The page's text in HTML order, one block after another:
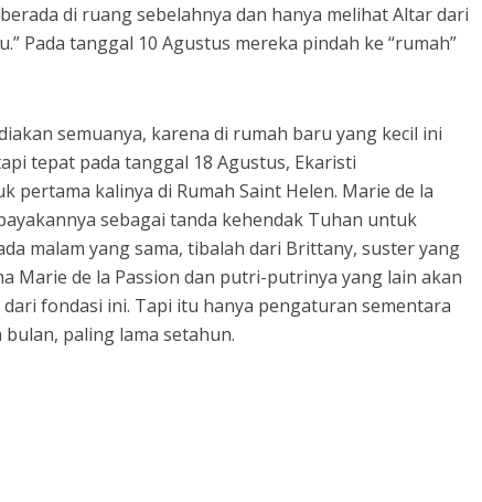
di ruang sebelahnya dan hanya melihat Altar dari
Pada tanggal 10 Agustus mereka pindah ke “rumah”
semuanya, karena di rumah baru yang kecil ini
tepat pada tanggal 18 Agustus, Ekaristi
pertama kalinya di Rumah Saint Helen. Marie de la
sebagai tanda kehendak Tuhan untuk
malam yang sama, tibalah dari Brittany, suster yang
Marie de la Passion dan putri-putrinya yang lain akan
fondasi ini. Tapi itu hanya pengaturan sementara
paling lama setahun.